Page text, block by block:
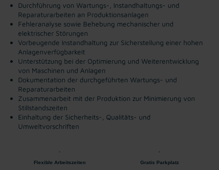
Durchführung von Wartungs-, Instandhaltungs- und
Reparaturarbeiten an Produktionsanlagen
Fehleranalyse sowie Behebung mechanischer und
elektrischer Störungen
Vorbeugende Instandhaltung zur Sicherstellung einer hohen
Anlagenverfügbarkeit
Unterstützung bei der Optimierung und Weiterentwicklung
von Maschinen und Anlagen
Dokumentation der durchgeführten Wartungs- und
Reparaturarbeiten
Zusammenarbeit mit der Produktion zur Minimierung von
Stillstandszeiten
Einhaltung der Sicherheits-, Qualitäts- und
Umweltvorschriften
Flexible Arbeitszeiten Gratis Parkplatz